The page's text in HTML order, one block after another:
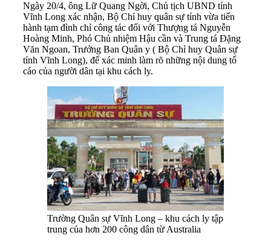
Ngày 20/4, ông Lữ Quang Ngời, Chủ tịch UBND tỉnh
Vĩnh Long xác nhận, Bộ Chỉ huy quân sự tỉnh vừa tiến
hành tạm đình chỉ công tác đối với Thượng tá Nguyễn
Hoàng Minh, Phó Chủ nhiệm Hậu cần và Trung tá Đặng
Văn Ngoan, Trưởng Ban Quân y ( Bộ Chỉ huy Quân sự
tỉnh Vĩnh Long), để xác minh làm rõ những nội dung tố
cáo của người dân tại khu cách ly.
Trường Quân sự Vĩnh Long – khu cách ly tập
trung của hơn 200 công dân từ Australia